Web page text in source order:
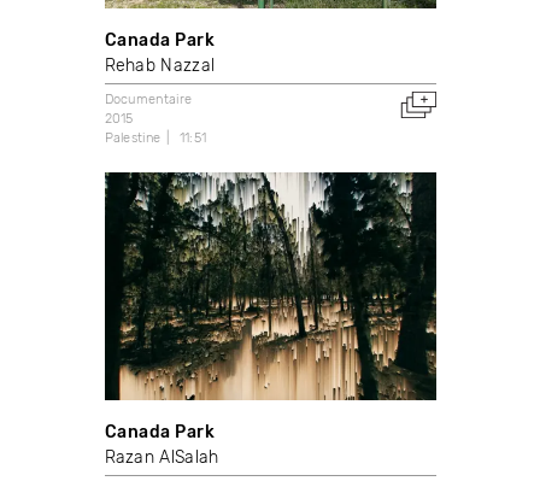
Canada Park
Rehab Nazzal
Documentaire
2015
Palestine
11:51
Canada Park
Razan AlSalah